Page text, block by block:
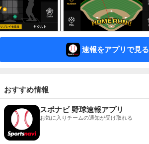
速報をアプリで見る
おすすめ情報
スポナビ 野球速報アプリ
お気に入りチームの通知が受け取れる